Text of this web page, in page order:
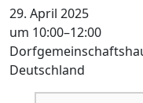
29. April 2025
um 10:00–12:00
Deutschland